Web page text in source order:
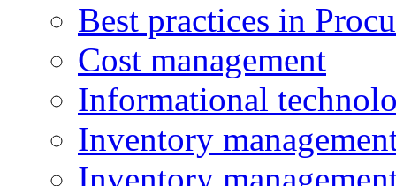
Best practices in
Cost management
Informational
Inventory